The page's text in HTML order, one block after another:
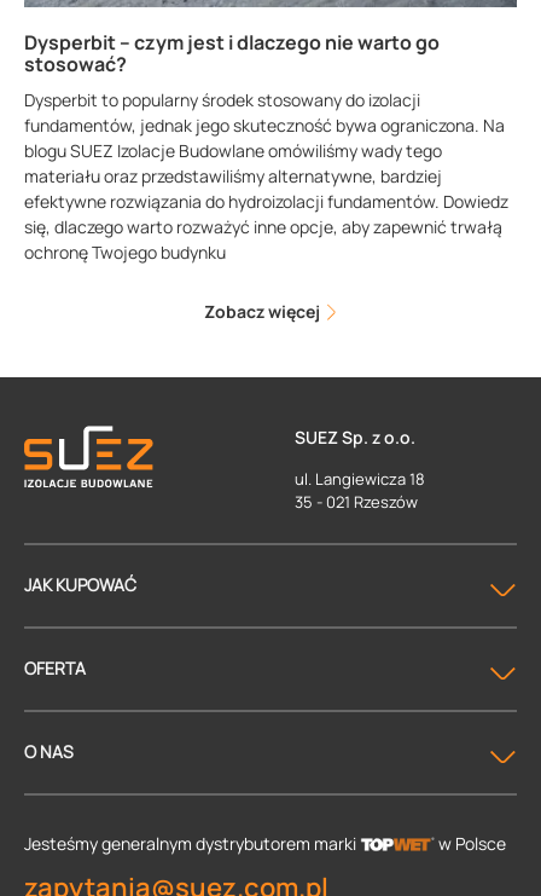
Dysperbit – czym jest i dlaczego nie warto go
stosować?
Dysperbit to popularny środek stosowany do izolacji
fundamentów, jednak jego skuteczność bywa ograniczona. Na
blogu SUEZ Izolacje Budowlane omówiliśmy wady tego
materiału oraz przedstawiliśmy alternatywne, bardziej
efektywne rozwiązania do hydroizolacji fundamentów. Dowiedz
się, dlaczego warto rozważyć inne opcje, aby zapewnić trwałą
ochronę Twojego budynku
Zobacz więcej
SUEZ Sp. z o.o.
ul. Langiewicza 18
35 - 021 Rzeszów
JAK KUPOWAĆ
OFERTA
O NAS
Jesteśmy generalnym dystrybutorem marki w Polsce
zapytania@suez.com.pl